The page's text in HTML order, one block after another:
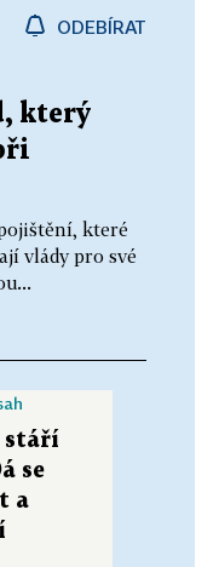
ODEBÍRAT
který
které
vlády pro své
stáří
se
a